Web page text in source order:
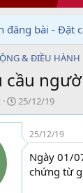
đăng bài - Đặt
& ĐIỀU HÀNH
cầu
N
g
à
y
g
25/12/19
25/12/19
Ngày 01/
chứng từ